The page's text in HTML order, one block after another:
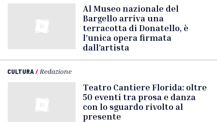
Al Museo nazionale del
Bargello arriva una
terracotta di Donatello, è
l’unica opera firmata
dall’artista
CULTURA/ Redazione
Teatro Cantiere Florida: oltre
50 eventi tra prosa e danza
con lo sguardo rivolto al
presente